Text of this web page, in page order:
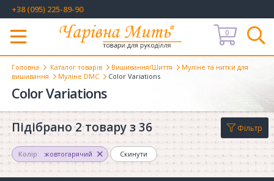
+38 (095) 225-89-90
Меню
0
Головна Каталог товарів Вишивання/Шиття
Муліне та нитки для
вишивання
Муліне DMC Color Variations
Color Variations
Підібрано 2 товару з 36
Колір: жовтогарячий Скинути
Фільтр